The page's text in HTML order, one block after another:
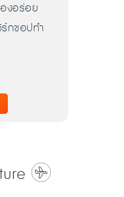
งอร่อย
กชอปทำ